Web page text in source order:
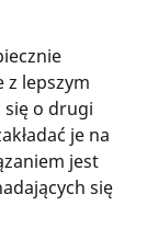
lepszym
o drugi
je na
jest
się